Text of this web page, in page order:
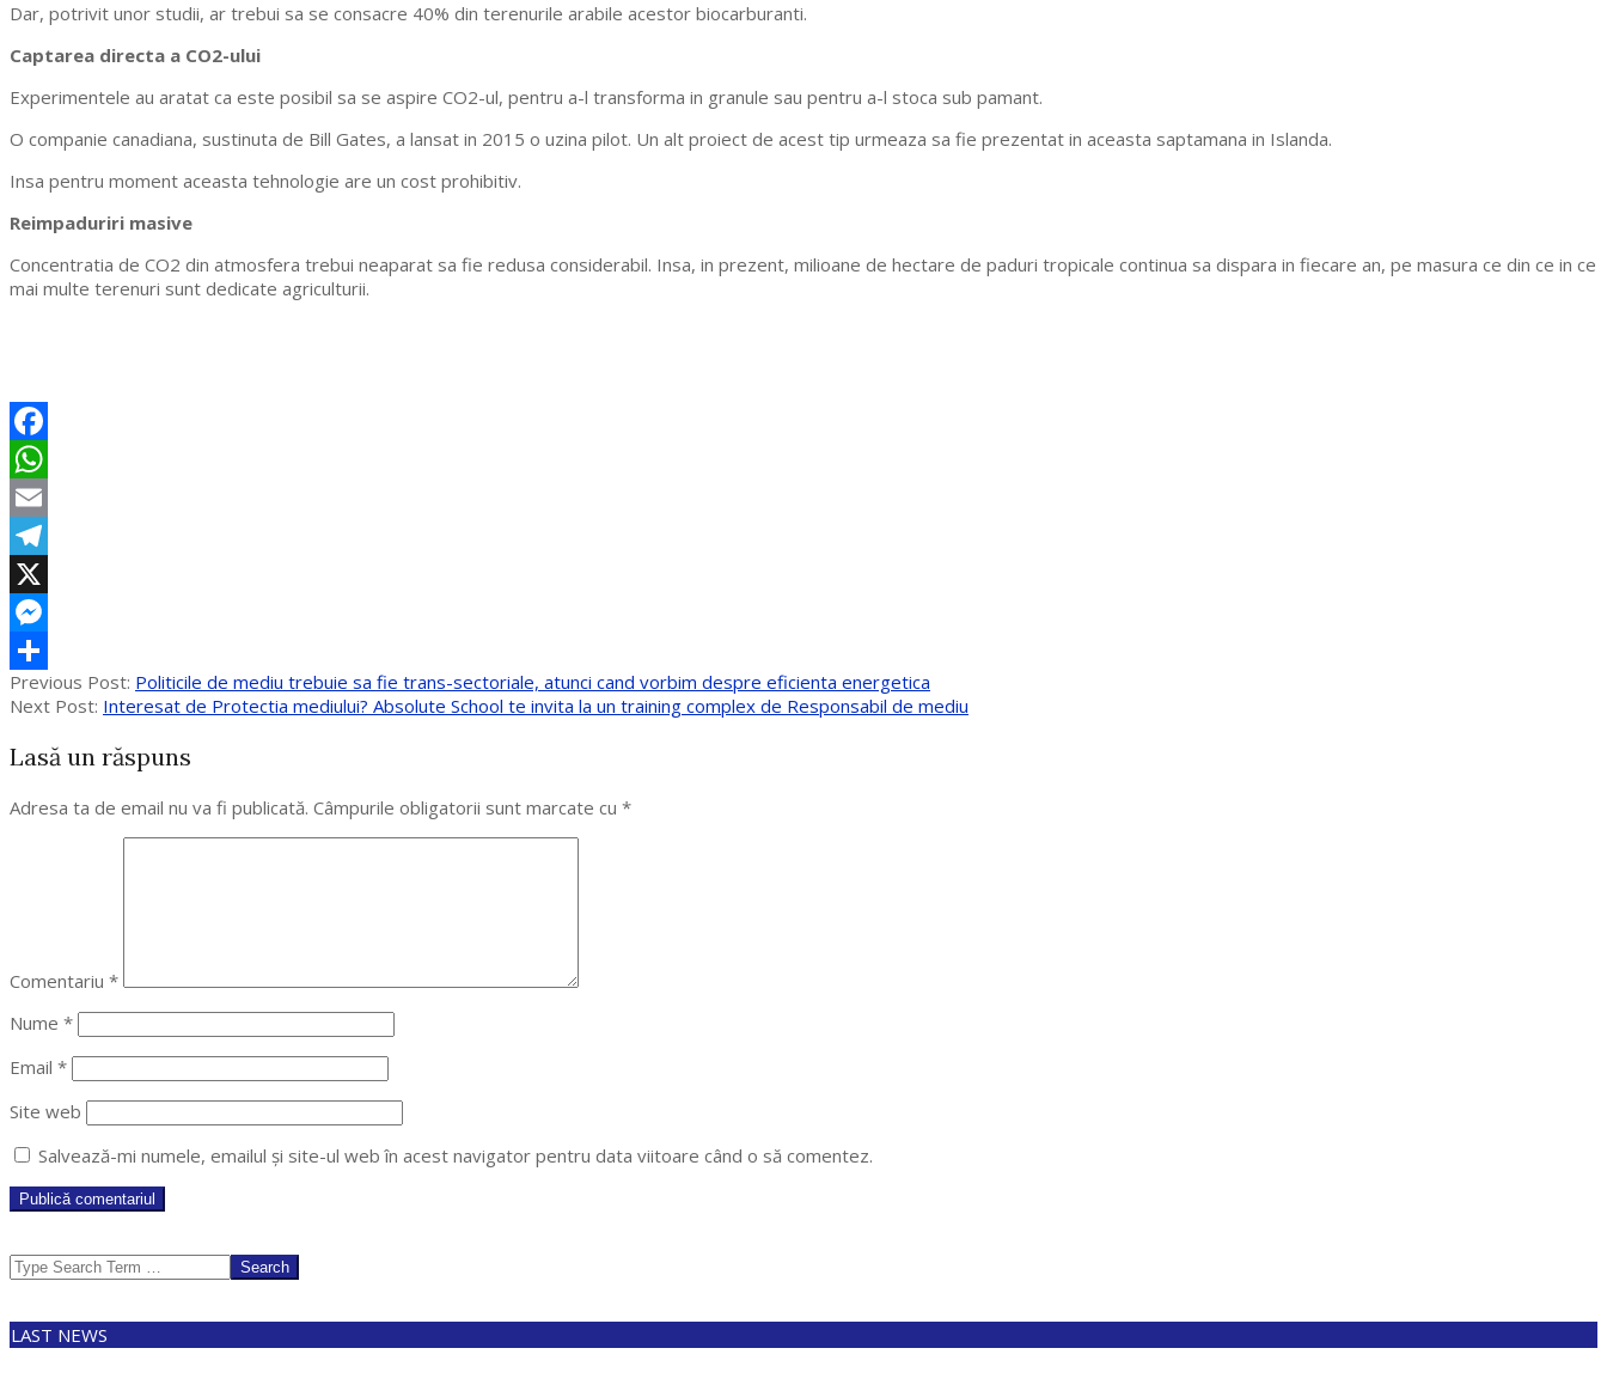
Dar, potrivit unor studii, ar trebui sa se consacre 40% din terenurile arabile acestor biocarburanti.
Captarea directa a CO2-ului
Experimentele au aratat ca este posibil sa se aspire CO2-ul, pentru a-l transforma in granule sau pentru a-l stoca sub pamant.
O companie canadiana, sustinuta de Bill Gates, a lansat in 2015 o uzina pilot. Un alt proiect de acest tip urmeaza sa fie prezentat in aceasta saptamana in Islanda.
Insa pentru moment aceasta tehnologie are un cost prohibitiv.
Reimpaduriri masive
Concentratia de CO2 din atmosfera trebui neaparat sa fie redusa considerabil. Insa, in prezent, milioane de hectare de paduri tropicale continua sa dispara in fiecare an, pe masura ce din ce in ce
mai multe terenuri sunt dedicate agriculturii.
Facebook
WhatsApp
Email
Telegram
X
Messenger
Partajează
2017-
10-
Previous Post: Politicile de mediu trebuie sa fie trans-sectoriale, atunci cand vorbim despre eficienta energetica
Next Post: Interesat de Protectia mediului? Absolute School te invita la un training complex de Responsabil de mediu
Lasă un răspuns
Adresa ta de email nu va fi publicată. Câmpurile obligatorii sunt marcate cu *
Comentariu *
Nume *
Email *
Site web
Salvează-mi numele, emailul și site-ul web în acest navigator pentru data viitoare când o să comentez.
Search
LAST NEWS